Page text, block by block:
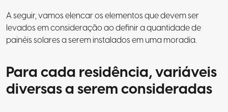
A seguir, vamos elencar os elementos que devem ser
levados em consideração ao definir a quantidade de
painéis solares a serem instalados em uma moradia.
Para cada residência, variáveis
diversas a serem consideradas